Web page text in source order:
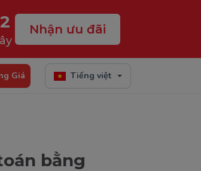
Nhận ưu đãi
Giá Tiếng việt
bằng